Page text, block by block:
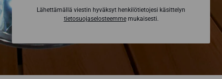
Lähettämällä viestin hyväksyt henkilötietojesi käsittelyn
tietosuojaselosteemmemukaisesti.